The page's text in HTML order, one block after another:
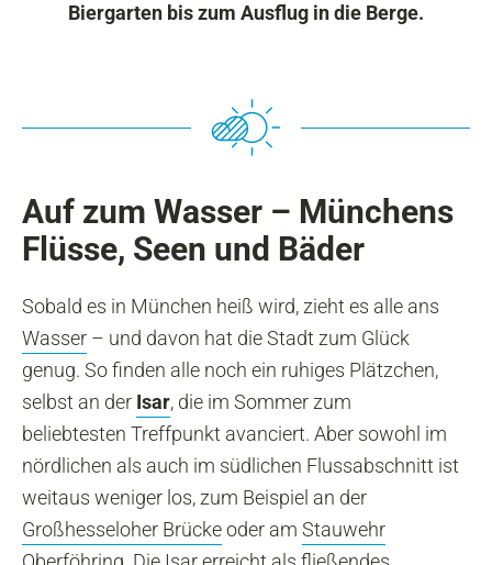
Biergarten bis zum Ausflug in die Berge.
Auf zum Wasser – Münchens
Flüsse, Seen und Bäder
Sobald es in München heiß wird, zieht es alle ans
Wasser – und davon hat die Stadt zum Glück
genug. So finden alle noch ein ruhiges Plätzchen,
selbst an der Isar, die im Sommer zum
beliebtesten Treffpunkt avanciert. Aber sowohl im
nördlichen als auch im südlichen Flussabschnitt ist
weitaus weniger los, zum Beispiel an der
Großhesseloher Brückeoder am Stauwehr